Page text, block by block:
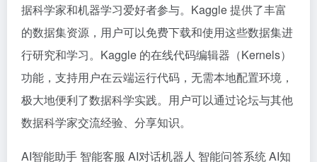
据科学家和机器学习爱好者参与。Kaggle 提供了丰富
的数据集资源，用户可以免费下载和使用这些数据集进
行研究和学习。Kaggle 的在线代码编辑器（Kernels）
功能，支持用户在云端运行代码，无需本地配置环境，
极大地便利了数据科学实践。用户可以通过论坛与其他
数据科学家交流经验、分享知识。
AI智能助手 智能客服 AI对话机器人 智能问答系统AI知